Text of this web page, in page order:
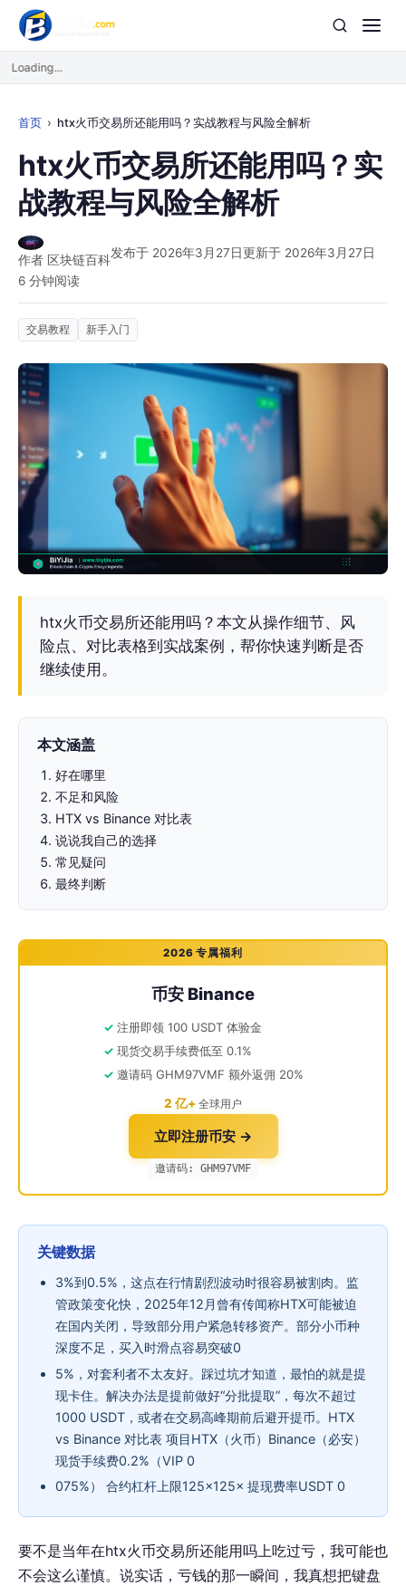
Loading...
首页 htx火币交易所还能用吗？实战教程与风险全解析
htx火币交易所还能用吗？实
战教程与风险全解析
作者 区块链百科发布于 2026年3月27日更新于 2026年3月27日
6 分钟阅读
交易教程 新手入门
htx火币交易所还能用吗？本文从操作细节、风
险点、对比表格到实战案例，帮你快速判断是否
继续使用。
本文涵盖
好在哪里
不足和风险
HTX vs Binance 对比表
说说我自己的选择
常见疑问
最终判断
2026 专属福利
币安 Binance
注册即领 100 USDT 体验金
现货交易手续费低至 0.1%
邀请码 GHM97VMF 额外返佣 20%
2 亿+ 全球用户
立即注册币安 →
邀请码: GHM97VMF
关键数据
3%到0.5%，这点在行情剧烈波动时很容易被割肉。监
管政策变化快，2025年12月曾有传闻称HTX可能被迫
在国内关闭，导致部分用户紧急转移资产。部分小币种
深度不足，买入时滑点容易突破0
5%，对套利者不太友好。踩过坑才知道，最怕的就是提
现卡住。解决办法是提前做好“分批提取”，每次不超过
1000 USDT，或者在交易高峰期前后避开提币。HTX
vs Binance 对比表 项目HTX（火币）Binance（必安）
现货手续费0.2%（VIP 0
075%） 合约杠杆上限125×125× 提现费率USDT 0
要不是当年在htx火币交易所还能用吗上吃过亏，我可能也
不会这么谨慎。说实话，亏钱的那一瞬间，我真想把键盘